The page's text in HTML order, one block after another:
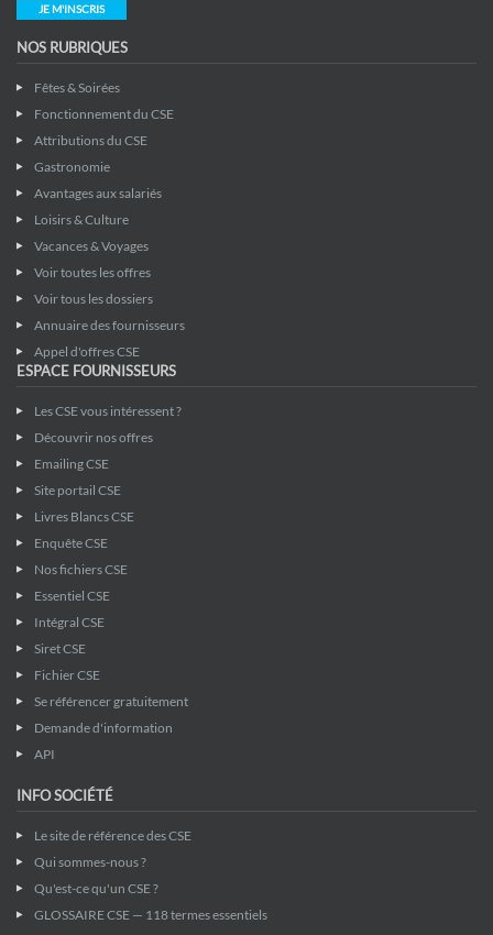
JE M'INSCRIS
NOS RUBRIQUES
Fêtes & Soirées
Fonctionnement du CSE
Attributions du CSE
Gastronomie
Avantages aux salariés
Loisirs & Culture
Vacances & Voyages
Voir toutes les offres
Voir tous les dossiers
Annuaire des fournisseurs
Appel d'offres CSE
ESPACE FOURNISSEURS
Les CSE vous intéressent ?
Découvrir nos offres
Emailing CSE
Site portail CSE
Livres Blancs CSE
Enquête CSE
Nos fichiers CSE
Essentiel CSE
Intégral CSE
Siret CSE
Fichier CSE
Se référencer gratuitement
Demande d'information
API
INFO SOCIÉTÉ
Le site de référence des CSE
Qui sommes-nous ?
Qu'est-ce qu'un CSE ?
GLOSSAIRE CSE — 118 termes essentiels